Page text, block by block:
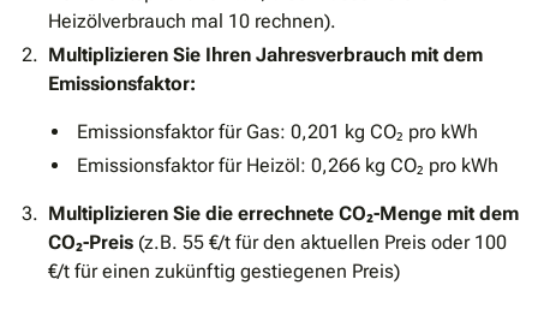
Heizölverbrauch mal 10 rechnen).
Multiplizieren Sie Ihren Jahresverbrauch mit dem
Emissionsfaktor:
Emissionsfaktor für Gas: 0,201 kg CO₂ pro kWh
Emissionsfaktor für Heizöl: 0,266 kg CO₂ pro kWh
Multiplizieren Sie die errechnete CO₂-Menge mit dem
CO₂-Preis (z.B. 55 €/t für den aktuellen Preis oder 100
€/t für einen zukünftig gestiegenen Preis)